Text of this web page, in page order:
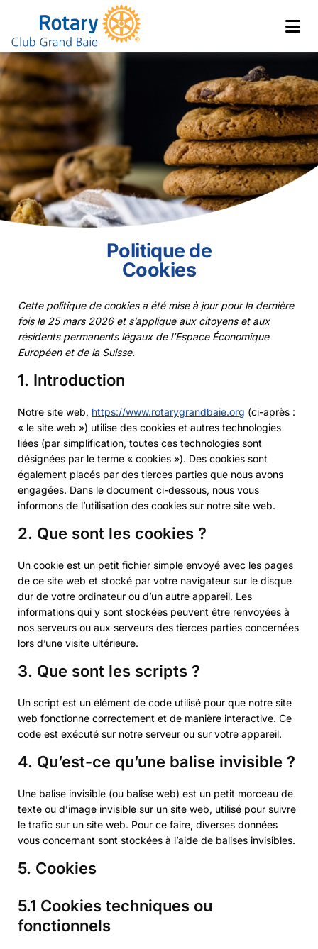
Politique de
Cookies
Cette politique de cookies a été mise à jour pour la dernière
fois le 25 mars 2026 et s’applique aux citoyens et aux
résidents permanents légaux de l’Espace Économique
Européen et de la Suisse.
1. Introduction
Notre site web, https://www.rotarygrandbaie.org (ci-après :
« le site web ») utilise des cookies et autres technologies
liées (par simplification, toutes ces technologies sont
désignées par le terme « cookies »). Des cookies sont
également placés par des tierces parties que nous avons
engagées. Dans le document ci-dessous, nous vous
informons de l’utilisation des cookies sur notre site web.
2. Que sont les cookies ?
Un cookie est un petit fichier simple envoyé avec les pages
de ce site web et stocké par votre navigateur sur le disque
dur de votre ordinateur ou d’un autre appareil. Les
informations qui y sont stockées peuvent être renvoyées à
nos serveurs ou aux serveurs des tierces parties concernées
lors d’une visite ultérieure.
3. Que sont les scripts ?
Un script est un élément de code utilisé pour que notre site
web fonctionne correctement et de manière interactive. Ce
code est exécuté sur notre serveur ou sur votre appareil.
4. Qu’est-ce qu’une balise invisible ?
Une balise invisible (ou balise web) est un petit morceau de
texte ou d’image invisible sur un site web, utilisé pour suivre
le trafic sur un site web. Pour ce faire, diverses données
vous concernant sont stockées à l’aide de balises invisibles.
5. Cookies
5.1 Cookies techniques ou
fonctionnels